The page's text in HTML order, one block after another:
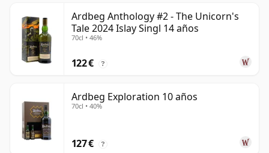
Ardbeg Anthology #2 - The Unicorn's
Tale 2024 Islay Singl 14 años
70cl • 46%
122 € ?
Ardbeg Exploration 10 años
70cl • 40%
127 € ?